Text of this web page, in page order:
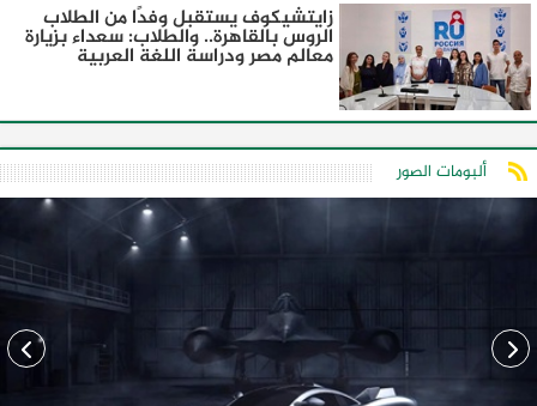
زايتشيكوف يستقبل وفدًا من الطلاب
الروس بالقاهرة.. والطلاب: سعداء بزيارة
معالم مصر ودراسة اللغة العربية
ألبومات الصور